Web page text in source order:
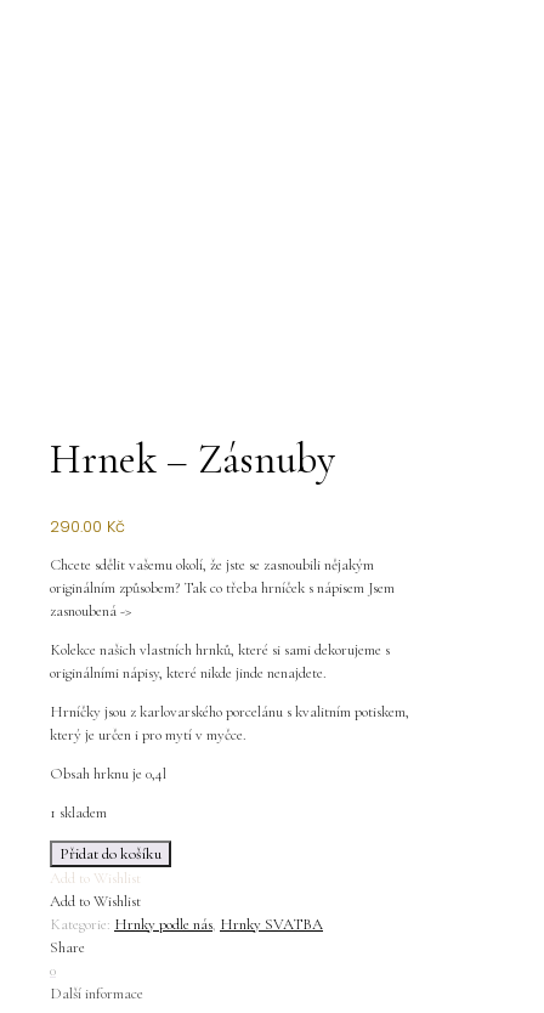
Hrnek – Zásnuby
290.00 Kč
Chcete sdělit vašemu okolí, že jste se zasnoubili nějakým
originálním způsobem? Tak co třeba hrníček s nápisem Jsem
zasnoubená ->
Kolekce našich vlastních hrnků, které si sami dekorujeme s
originálními nápisy, které nikde jinde nenajdete.
Hrníčky jsou z karlovarského porcelánu s kvalitním potiskem,
který je určen i pro mytí v myčce.
Obsah hrknu je 0,4l
1 skladem
Hrnek
-
Zásnuby
množství
Přidat do košíku
Add to Wishlist
Add to Wishlist
Kategorie: Hrnky podle nás, Hrnky SVATBA
Share
0
Další informace